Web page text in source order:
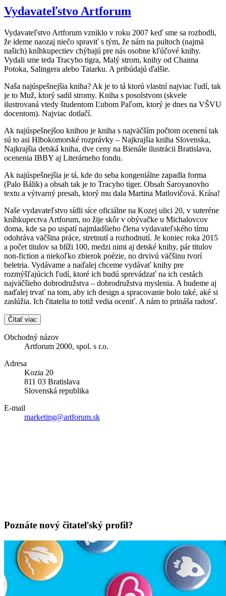
Vydavateľstvo Artforum
Vydavateľstvo Artforum vzniklo v roku 2007 keď sme sa rozhodli,
že ideme naozaj niečo spraviť s tým, že nám na pultoch (najmä
našich) kníhkupectiev chýbajú pre nás osobne kľúčové knihy.
Vydali sme teda Tracyho tigra, Malý strom, knihy od Chaima
Potoka, Salingera alebo Tatarku. A pribúdajú ďalšie.
Naša najúspešnejšia kniha? Ak je to tá ktorú vlastní najviac ľudí, tak
je to Muž, ktorý sadil stromy. Kniha s posolstvom (skvele
ilustrovaná vtedy študentom Ľubom Paľom, ktorý je dnes na VŠVU
docentom). Najviac dotlačí.
Ak najúspešnejšou knihou je kniha s najväčším počtom ocenení tak
sú to asi Hlbokomorské rozprávky – Najkrajšia kniha Slovenska,
Najkrajšia detská kniha, dve ceny na Bienále ilustrácii Bratislava,
ocenenia IBBY aj Literárneho fondu.
Ak najúspešnejšia je tá, kde do seba kongeniálne zapadla forma
(Palo Bálik) a obsah tak je to Tracyho tiger. Obsah Saroyanovho
textu a výtvarný presah, ktorý mu dala Martina Matlovičová. Krása!
Naše vydavateľstvo sídli síce oficiálne na Kozej ulici 20, v suteréne
kníhkupectva Artforum, no žije skôr v obývačke u Michalovcov
doma, kde sa po uspatí najmladšieho člena vydavateľského tímu
odohráva väčšina práce, stretnutí a rozhodnutí. Je koniec roka 2015
a počet titulov sa blíži 100, medzi nimi aj detské knihy, pár titulov
non-fiction a niekoľko zbierok poézie, no drvivú väčšinu tvorí
beletria. Vydávame a naďalej chceme vydávať knihy pre
rozmýšľajúcich ľudí, ktoré ich budú sprevádzať na ich cestách
najväčšieho dobrodružstva – dobrodružstva myslenia. A budeme aj
naďalej trvať na tom, aby ich design a spracovanie bolo také, aké si
zaslúžia. Ich čitatelia to totiž vedia oceniť. A nám to prináša radosť.
Čítať viac
Obchodný názov
Artforum 2000, spol. s r.o.
Adresa
Kozia 20
811 03 Bratislava
Slovenská republika
E-mail
marketing@artforum.sk
Poznáte nový čitateľský profil?